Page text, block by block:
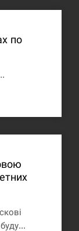
Харькову,
по